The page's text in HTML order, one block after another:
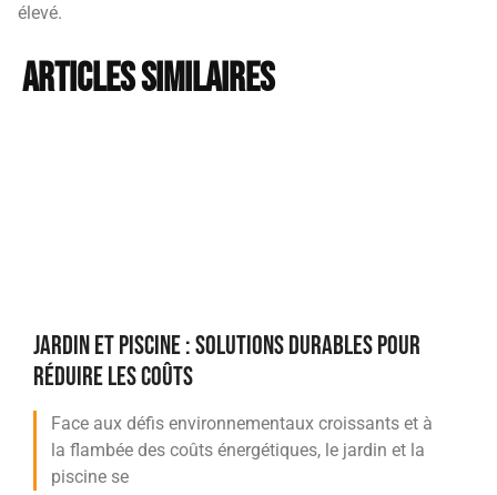
élevé.
Articles similaires
JARDIN ET PISCINE : SOLUTIONS DURABLES POUR
RÉDUIRE LES COÛTS
Face aux défis environnementaux croissants et à
la flambée des coûts énergétiques, le jardin et la
piscine se